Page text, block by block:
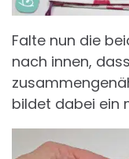
Falte nun die
nach innen,
bildet dabei ein